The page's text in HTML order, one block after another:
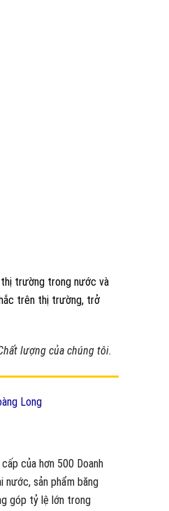
thị trường trong nước và
trên thị trường, trở
lượng của chúng tôi.
của hơn 500 Doanh
nước, sản phẩm băng
góp tỷ lệ lớn trong